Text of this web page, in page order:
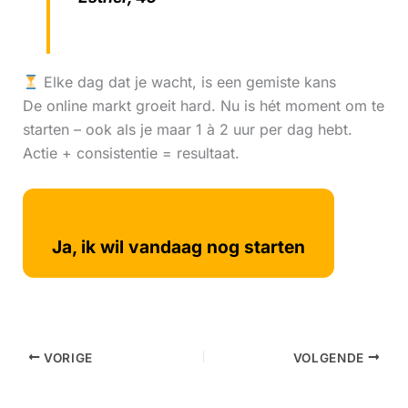
Elke dag dat je wacht, is een gemiste kans
De online markt groeit hard. Nu is hét moment om te
starten – ook als je maar 1 à 2 uur per dag hebt.
Actie + consistentie = resultaat.
Ja, ik wil vandaag nog starten
VORIGE VOLGENDE